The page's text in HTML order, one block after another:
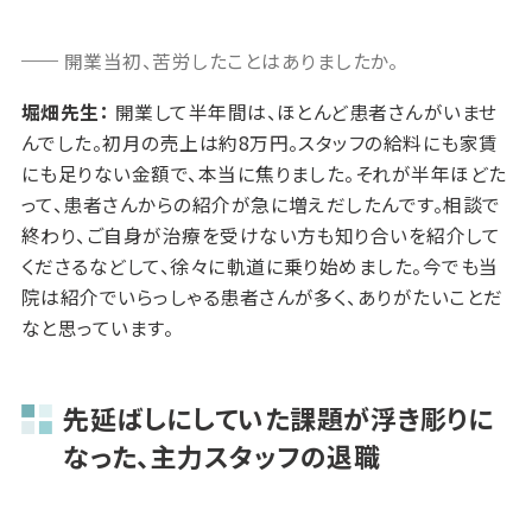
開業当初、苦労したことはありましたか。
堀畑先生： 開業して半年間は、ほとんど患者さんがいませ
んでした。初月の売上は約8万円。スタッフの給料にも家賃
にも足りない金額で、本当に焦りました。それが半年ほどた
って、患者さんからの紹介が急に増えだしたんです。相談で
終わり、ご自身が治療を受けない方も知り合いを紹介して
くださるなどして、徐々に軌道に乗り始めました。今でも当
院は紹介でいらっしゃる患者さんが多く、ありがたいことだ
なと思っています。
先延ばしにしていた課題が浮き彫りに
なった、主力スタッフの退職